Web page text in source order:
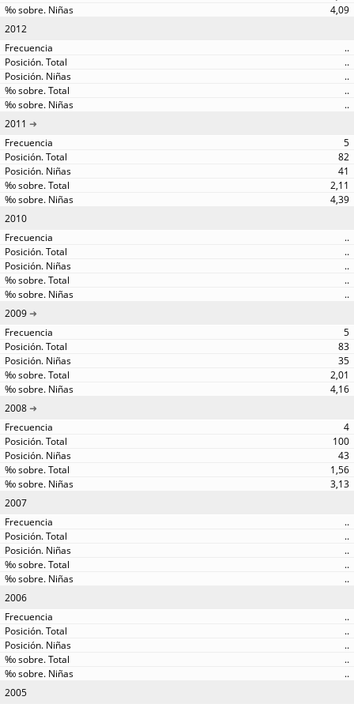
4,09
2012
..
..
..
..
..
2011
5
82
41
2,11
4,39
2010
..
..
..
..
..
2009
5
83
35
2,01
4,16
2008
4
100
43
1,56
3,13
2007
..
..
..
..
..
2006
..
..
..
..
..
2005